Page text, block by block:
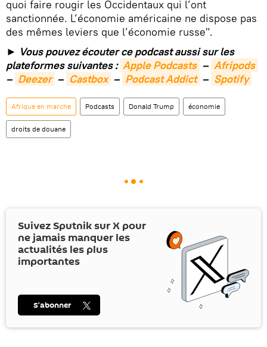
quoi faire rougir les Occidentaux qui l’ont
sanctionnée. L’économie américaine ne dispose pas
des mêmes leviers que l’économie russe".
► Vous pouvez écouter ce podcast aussi sur les
plateformes suivantes : Apple Podcasts – Afripods
– Deezer – Castbox – Podcast Addict – Spotify
Afrique en marche Podcasts Donald Trump économie
droits de douane
Suivez Sputnik surX pour
ne jamais manquer les
actualités les plus
importantes
S’abonner